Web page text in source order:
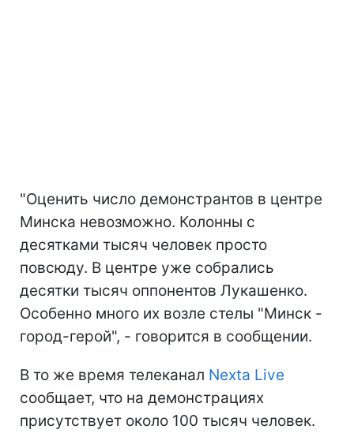
"Оценить число демонстрантов в центре
Минска невозможно. Колонны с
десятками тысяч человек просто
повсюду. В центре уже собрались
десятки тысяч оппонентов Лукашенко.
Особенно много их возле стелы "Минск -
город-герой", - говорится в сообщении.
В то же время телеканал Nexta Live
сообщает, что на демонстрациях
присутствует около 100 тысяч человек.